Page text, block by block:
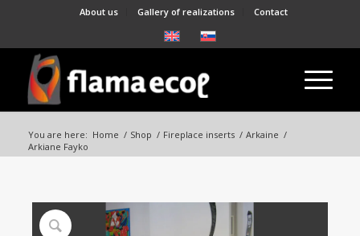
About us Gallery of realizations Contact
You are here: Home / Shop / Fireplace inserts / Arkaine /
Arkiane Fayko